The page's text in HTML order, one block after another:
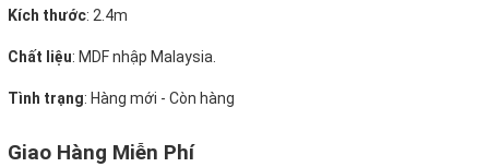
Kích thước: 2.4m
Chất liệu: MDF nhập Malaysia.
Tình trạng: Hàng mới - Còn hàng
Giao Hàng Miễn Phí